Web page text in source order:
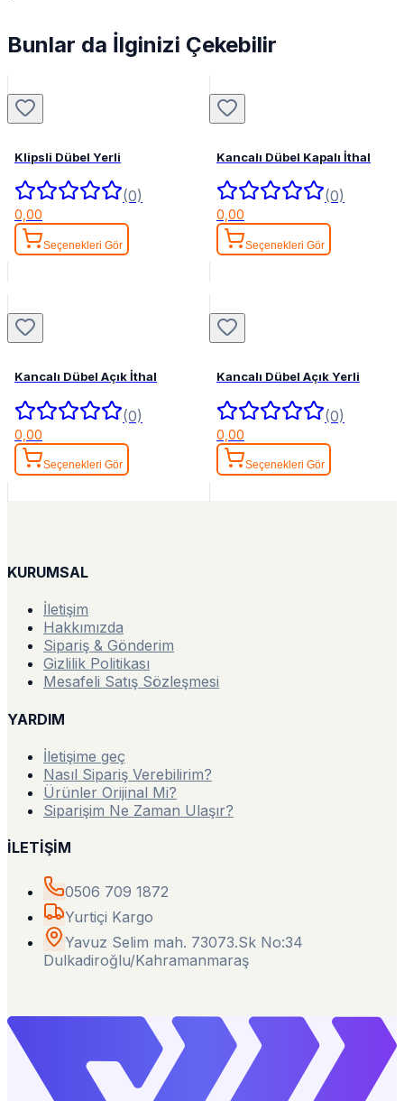
Bunlar da İlginizi Çekebilir
Klipsli Dübel Yerli
(0)
0,00
Seçenekleri Gör
Kancalı Dübel Kapalı İthal
(0)
0,00
Seçenekleri Gör
Kancalı Dübel Açık İthal
(0)
0,00
Seçenekleri Gör
Kancalı Dübel Açık Yerli
(0)
0,00
Seçenekleri Gör
KURUMSAL
İletişim
Hakkımızda
Sipariş & Gönderim
Gizlilik Politikası
Mesafeli Satış Sözleşmesi
YARDIM
İletişime geç
Nasıl Sipariş Verebilirim?
Ürünler Orijinal Mi?
Siparişim Ne Zaman Ulaşır?
İLETİŞİM
0506 709 1872
Yurtiçi Kargo
Yavuz Selim mah. 73073.Sk No:34
Dulkadiroğlu/Kahramanmaraş